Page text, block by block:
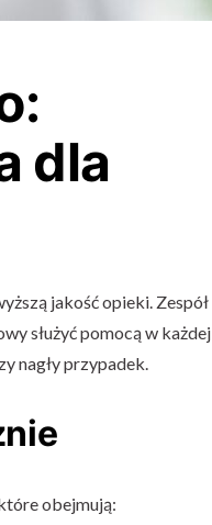
dla
jakość opieki. Zespół
służyć pomocą w każdej
nagły przypadek.
obejmują: